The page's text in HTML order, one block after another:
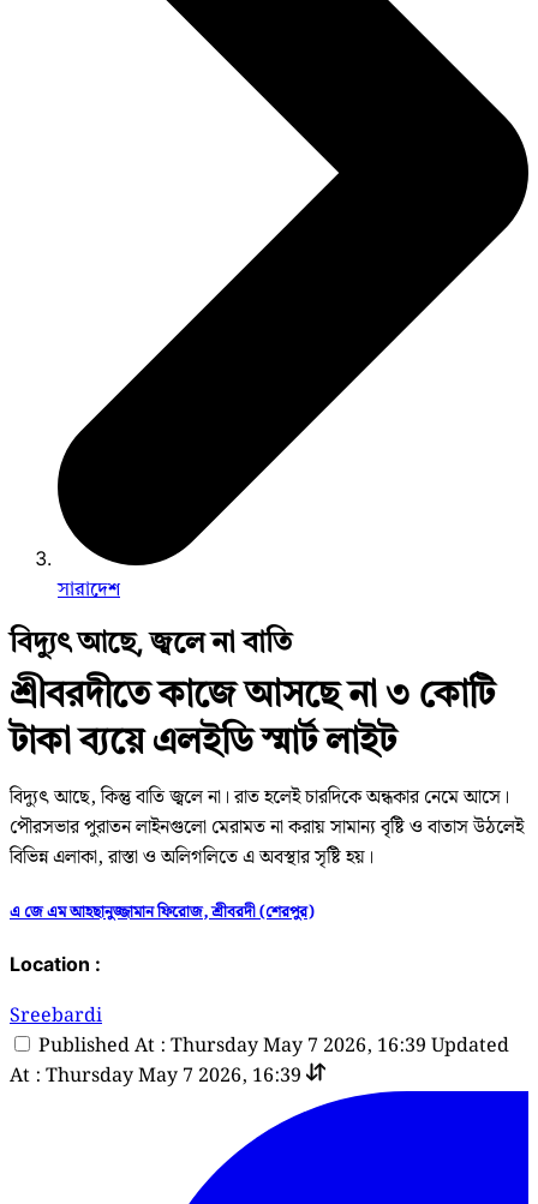
সারাদেশ
বিদ্যুৎ আছে, জ্বলে না বাতি
শ্রীবরদীতে কাজে আসছে না ৩ কোটি
টাকা ব্যয়ে এলইডি স্মার্ট লাইট
বিদ্যুৎ আছে, কিন্তু বাতি জ্বলে না। রাত হলেই চারদিকে অন্ধকার নেমে আসে।
পৌরসভার পুরাতন লাইনগুলো মেরামত না করায় সামান্য বৃষ্টি ও বাতাস উঠলেই
বিভিন্ন এলাকা, রাস্তা ও অলিগলিতে এ অবস্থার সৃষ্টি হয়।
এ জে এম আহছানুজ্জামান ফিরোজ, শ্রীবরদী (শেরপুর)
Location :
Sreebardi
Published At : Thursday May 7 2026, 16:39 Updated
At : Thursday May 7 2026, 16:39